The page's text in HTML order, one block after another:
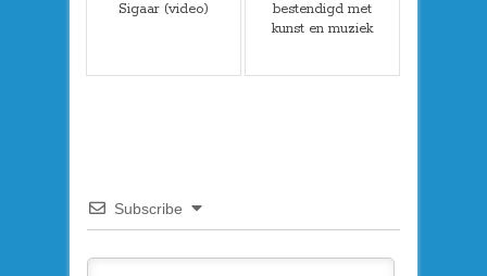
Sigaar (video)
bestendigd met
kunst en muziek
Subscribe